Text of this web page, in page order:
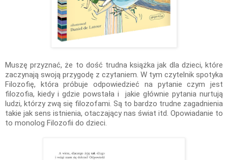
Muszę przyznać, że to dość trudna książka jak dla dzieci, które
zaczynają swoją przygodę z czytaniem. W tym czytelnik spotyka
Filozofię, która próbuje odpowiedzieć na pytanie czym jest
filozofia, kiedy i gdzie powstała i jakie głównie pytania nurtują
ludzi, którzy zwą się filozofami. Są to bardzo trudne zagadnienia
takie jak sens istnienia, otaczający nas świat itd. Opowiadanie to
to monolog Filozofii do dzieci.